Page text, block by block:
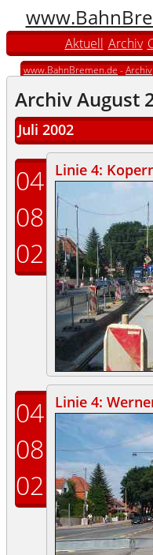
Aktuell Archiv
www.BahnBremen.de -Archiv
Archiv August
Juli 2002
04
08
02
Linie 4:
04
08
02
Linie 4: